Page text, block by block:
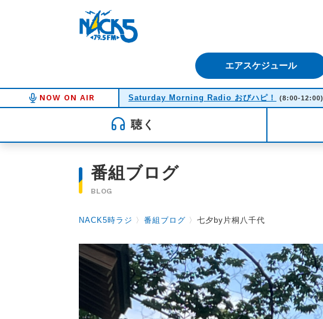
エアスケジュール
NOW ON AIR Saturday Morning Radio おびハピ！ (8:00-12:00)
聴く
番組ブログ
BLOG
NACK5時ラジ 〉 番組ブログ 〉 七夕by片桐八千代